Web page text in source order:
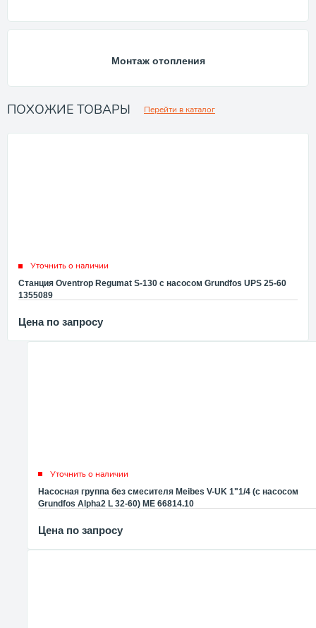
Монтаж отопления
ПОХОЖИЕ ТОВАРЫ Перейти в каталог
Уточнить о наличии
Станция Oventrop Regumat S-130 с насосом Grundfos UPS 25-60
1355089
Цена по запросу
Уточнить о наличии
Насосная группа без смесителя Meibes V-UK 1"1/4 (с насосом
Grundfos Alpha2 L 32-60) ME 66814.10
Цена по запросу